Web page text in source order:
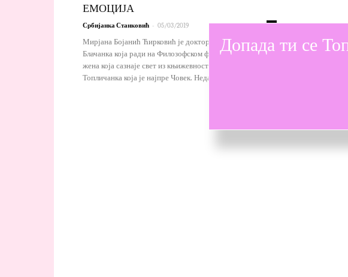
ЕМОЦИЈА
Србијанка Станковић - 05/03/2019 0
Мирјана Бојанић Ћирковић је доктор филолошких наука,
Блачанка која ради на Филозофском факултету у Нишу,
жена која сазнаје свет из књижевности, мама и
Топличанка која је најпре Човек. Недавно...
Допада ти се